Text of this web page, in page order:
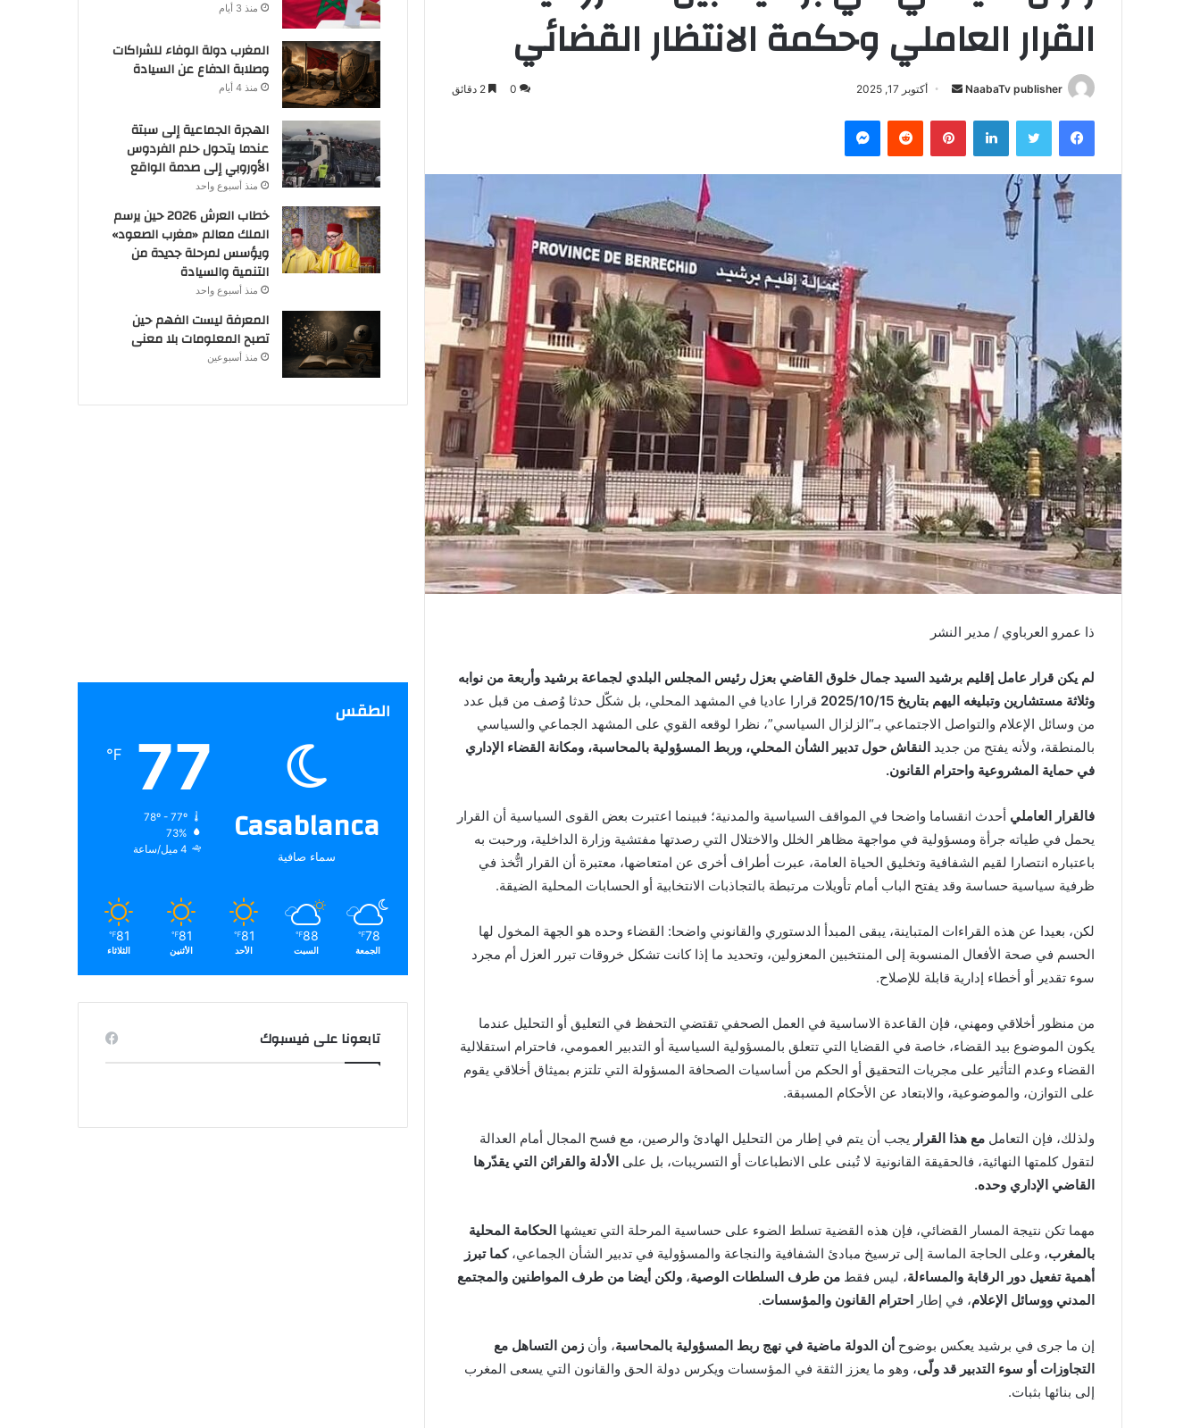
القرار العاملي وحكمة الانتظار القضائي
NaabaTv publisher
س
ب
ك
ت
ر
و
ن
ي
أكتوبر 17, 2025 0
فيسبوك لينكدإن بينتيريست
ذا عمرو العرباوي / مدير النشر
لم يكن قرار عامل إقليم برشيد السيد جمال خلوق القاضي بعزل رئيس المجلس البلدي لجماعة برشيد وأربعة من نوابه
وثلاثة مستشارين وتبليغه اليهم بتاريخ 2025/10/15
قرارا عاديا في المشهد المحلي، بل شكّل حدثا وُصف من قبل عدد
من وسائل الإعلام والتواصل الاجتماعي بـ“الزلزال السياسي”، نظرا لوقعه القوي على المشهد الجماعي والسياسي
بالمنطقة، ولأنه يفتح من جديد النقاش حول تدبير الشأن المحلي، وربط المسؤولية بالمحاسبة، ومكانة القضاء الإداري
في حماية المشروعية واحترام القانون.
فالقرار العاملي أحدث انقساما واضحا في المواقف السياسية والمدنية؛ فبينما اعتبرت بعض القوى السياسية أن القرار
يحمل في طياته جرأة ومسؤولية في مواجهة مظاهر الخلل والاختلال التي رصدتها مفتشية وزارة الداخلية، ورحبت به
باعتباره انتصارا لقيم الشفافية وتخليق الحياة العامة، عبرت أطراف أخرى عن امتعاضها، معتبرة أن القرار اتُّخذ في
ظرفية سياسية حساسة وقد يفتح الباب أمام تأويلات مرتبطة بالتجاذبات الانتخابية أو الحسابات المحلية الضيقة.
لكن، بعيدا عن هذه القراءات المتباينة، يبقى المبدأ الدستوري والقانوني واضحا: القضاء وحده هو الجهة المخول لها
الحسم في صحة الأفعال المنسوبة إلى المنتخبين المعزولين، وتحديد ما إذا كانت تشكل خروقات تبرر العزل أم مجرد
سوء تقدير أو أخطاء إدارية قابلة للإصلاح.
من منظور أخلاقي ومهني، فإن القاعدة الاساسية في العمل الصحفي تقتضي التحفظ في التعليق أو التحليل عندما
يكون الموضوع بيد القضاء، خاصة في القضايا التي تتعلق بالمسؤولية السياسية أو التدبير العمومي، فاحترام استقلالية
القضاء وعدم التأثير على مجريات التحقيق أو الحكم من أساسيات الصحافة المسؤولة التي تلتزم بميثاق أخلاقي يقوم
على التوازن، والموضوعية، والابتعاد عن الأحكام المسبقة.
ولذلك، فإن التعامل مع هذا القرار يجب أن يتم في إطار من التحليل الهادئ والرصين، مع فسح المجال أمام العدالة
لتقول كلمتها النهائية، فالحقيقة القانونية لا تُبنى على الانطباعات أو التسريبات، بل على الأدلة والقرائن التي يقدّرها
القاضي الإداري وحده.
مهما تكن نتيجة المسار القضائي، فإن هذه القضية تسلط الضوء على حساسية المرحلة التي تعيشها الحكامة المحلية
بالمغرب، وعلى الحاجة الماسة إلى ترسيخ مبادئ الشفافية والنجاعة والمسؤولية في تدبير الشأن الجماعي،كما تبرز
أهمية تفعيل دور الرقابة والمساءلة، ليس فقط من طرف السلطات الوصية، ولكن أيضا من طرف المواطنين والمجتمع
المدني ووسائل الإعلام، في إطار احترام القانون والمؤسسات.
إن ما جرى في برشيد يعكس بوضوح أن الدولة ماضية في نهج ربط المسؤولية بالمحاسبة، وأن زمن التساهل مع
التجاوزات أو سوء التدبير قد ولّى، وهو ما يعزز الثقة في المؤسسات ويكرس دولة الحق والقانون التي يسعى المغرب
إلى بنائها بثبات.
منذ 3 أيام
المغرب دولة الوفاء للشراكات
وصلابة الدفاع عن السيادة
منذ 4 أيام
الهجرة الجماعية إلى سبتة
عندما يتحول حلم الفردوس
الأوروبي إلى صدمة الواقع
منذ أسبوع واحد
خطاب العرش 2026 حين يرسم
الملك معالم «مغرب الصعود»
ويؤسس لمرحلة جديدة من
التنمية والسيادة
منذ أسبوع واحد
المعرفة ليست الفهم حين
تصبح المعلومات بلا معنى
منذ أسبوعين
الطقس
Casablanca
سماء صافية
77
℉
78º - 77º
73%
4 ميل/ساعة
78
℉
الجمعة
88
℉
السبت
81
℉
الأحد
81
℉
الأثنين
81
℉
الثلاثاء
تابعونا على فيسبوك